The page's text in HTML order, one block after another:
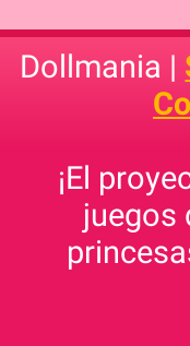
Dollmania |
¡El
juegos